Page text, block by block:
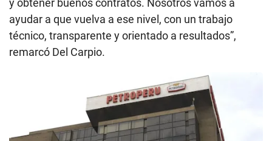
ayudar a que vuelva a ese nivel, con un trabajo
técnico, transparente y orientado a resultados”,
remarcó Del Carpio.